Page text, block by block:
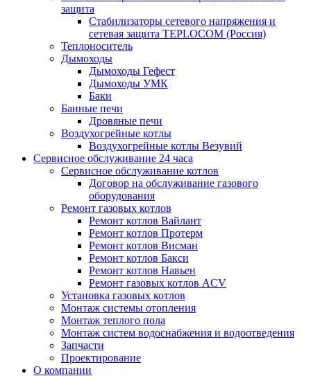
защита
Стабилизаторы сетевого напряжения и
сетевая защита TEPLOCOM (Россия)
Теплоноситель
Дымоходы
Дымоходы Гефест
Дымоходы УМК
Баки
Банные печи
Дровяные печи
Воздухогрейные котлы
Воздухогрейные котлы Везувий
Сервисное обслуживание 24 часа
Сервисное обслуживание котлов
Договор на обслуживание газового
оборудования
Ремонт газовых котлов
Ремонт котлов Вайлант
Ремонт котлов Протерм
Ремонт котлов Висман
Ремонт котлов Бакси
Ремонт котлов Навьен
Ремонт газовых котлов ACV
Установка газовых котлов
Монтаж системы отопления
Монтаж теплого пола
Монтаж систем водоснабжения и водоотведения
Запчасти
Проектирование
О компании